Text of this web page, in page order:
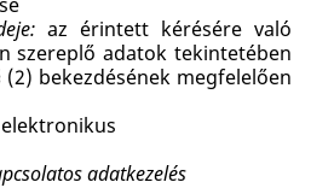
az érintett kérésére való
szereplő adatok tekintetében
(2) bekezdésének megfelelően
elektronikus
adatkezelés